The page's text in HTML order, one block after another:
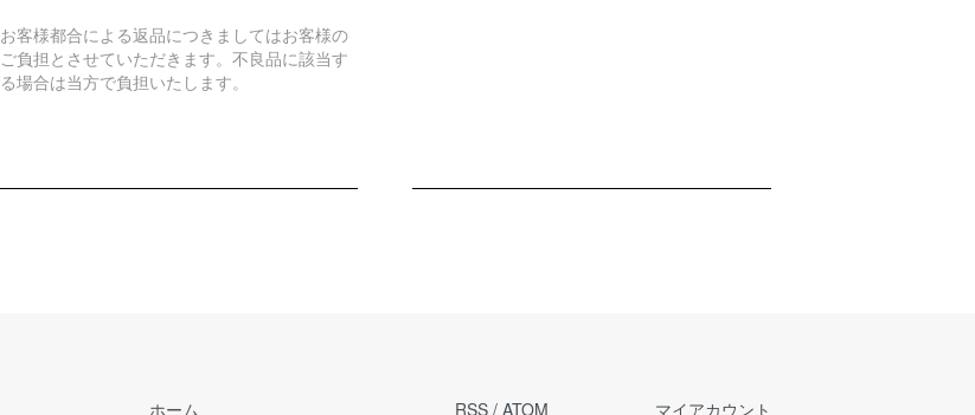
お客様都合による返品につきましてはお客様の
ご負担とさせていただきます。不良品に該当す
る場合は当方で負担いたします。
ホーム RSS / ATOM マイアカウント